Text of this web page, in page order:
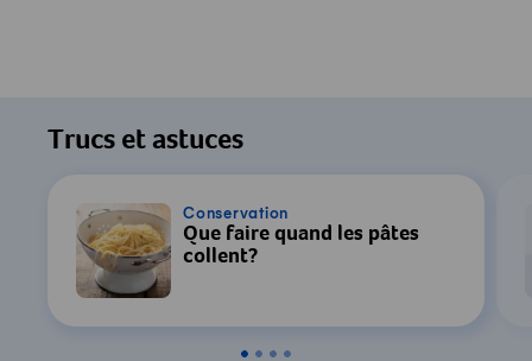
Trucs et astuces
Conservation
Que faire quand les pâtes
collent?